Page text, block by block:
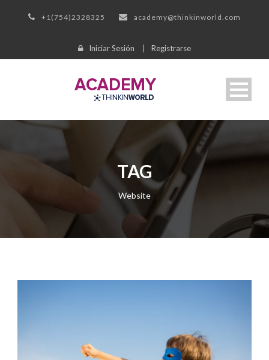
+1(754)2328325 academy@thinkinworld.com
Iniciar Sesión Registrarse
TAG
Website